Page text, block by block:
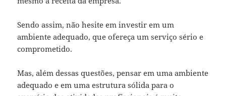
Sendo assim, não hesite em investir em um
ambiente adequado, que ofereça um serviço sério e
comprometido.
Mas, além dessas questões, pensar em uma ambiente
adequado e em uma estrutura sólida para o